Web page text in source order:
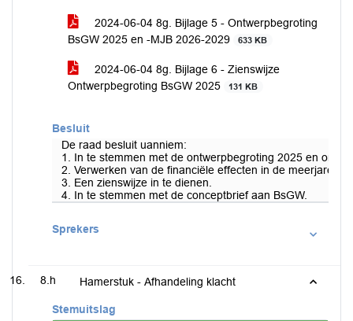
2024-06-04 8g. Bijlage 5 - Ontwerpbegroting
BsGW 2025 en -MJB 2026-2029
633 KB
2024-06-04 8g. Bijlage 6 - Zienswijze
Ontwerpbegroting BsGW 2025
131 KB
Besluit
De raad besluit uanniem:
1. In te stemmen met de ontwerpbegroting 2025 en
2. Verwerken van de financiële effecten in de
3. Een zienswijze in te dienen.
4. In te stemmen met de conceptbrief aan BsGW.
Sprekers
8.h Hamerstuk - Afhandeling klacht
Stemuitslag